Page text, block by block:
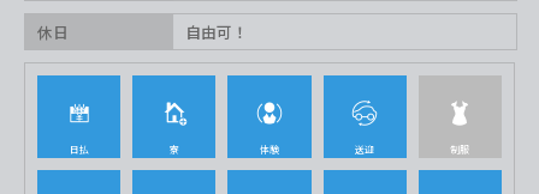
休日 自由可！
日払 寮 体験 送迎 制服